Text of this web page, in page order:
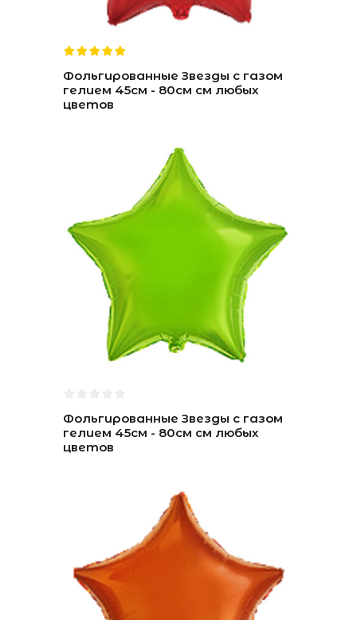
Фольгированные Звезды с газом
гелием 45см - 80см см любых
цветов
Фольгированные Звезды с газом
гелием 45см - 80см см любых
цветов